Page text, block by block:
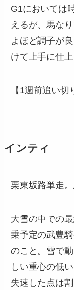
G1においては
えるが、馬な
よほど調子が
けて上手に仕
【1週前追い切
インテ
栗東坂路単走。
大雪の中での
乗予定の武豊
のこと。雪で
しい重心の低
失速した点は